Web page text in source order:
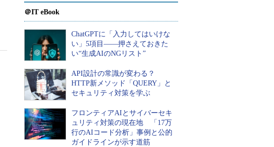
＠IT eBook
ChatGPTに「入力してはいけな
い」5項目――押さえておきた
い“生成AIのNGリスト”
API設計の常識が変わる？
HTTP新メソッド「QUERY」と
セキュリティ対策を学ぶ
フロンティアAIとサイバーセキ
ュリティ対策の現在地 「17万
行のAIコード分析」事例と公的
ガイドラインが示す道筋